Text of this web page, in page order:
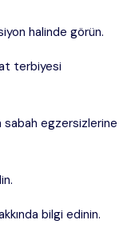
halinde görün.
terbiyesi
egzersizlerine
bilgi edinin.